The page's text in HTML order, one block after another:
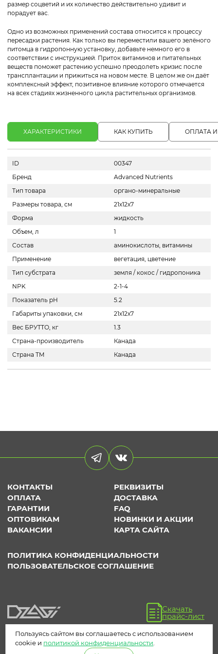
размер соцветий и их количество действительно удивит и
порадует вас.
Одно из возможных применений состава относится к процессу
пересадки растения. Как только вы переместили вашего зелёного
питомца в гидропонную установку, добавьте немного его в
соответствии с инструкцией. Приток витаминов и питательных
веществ поможет растению успешно преодолеть кризис после
трансплантации и прижиться на новом месте. В целом же он даёт
комплексный эффект, позитивное влияние которого отмечается
на всех стадиях жизненного цикла растительных организмов.
ХАРАКТЕРИСТИКИ КАК КУПИТЬ ОПЛАТА
ID
00347
Бренд
Advanced Nutrients
Тип товара
органо-минеральные
Размеры товара, см
21х12х7
Форма
жидкость
Объем, л
1
Состав
аминокислоты, витамины
Применение
вегетация, цветение
Тип субстрата
земля / кокос / гидропоника
NPK
2-1-4
Показатель pH
5.2
Габариты упаковки, см
21x12x7
Вес БРУТТО, кг
1.3
Страна-производитель
Канада
Страна ТМ
Канада
КОНТАКТЫ
РЕКВИЗИТЫ
ОПЛАТА
ДОСТАВКА
ГАРАНТИИ
FAQ
ОПТОВИКАМ
НОВИНКИ И АКЦИИ
ВАКАНСИИ
КАРТА САЙТА
ПОЛИТИКА КОНФИДЕНЦИАЛЬНОСТИ
ПОЛЬЗОВАТЕЛЬСКОЕ СОГЛАШЕНИЕ
Скачать
прайс-лист
Пользуясь сайтом вы соглашаетесь с использованием
cookie и политикой конфиденциальности